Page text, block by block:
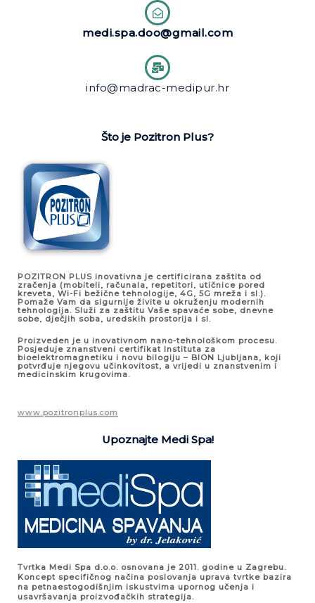
medi.spa.doo@gmail.com
info@madrac-medipur.hr
Što je Pozitron Plus?
POZITRON PLUS inovativna je certificirana zaštita od
zračenja (mobiteli, računala, repetitori, utičnice pored
kreveta, Wi-Fi bežične tehnologije, 4G, 5G mreža i sl.).
Pomaže Vam da sigurnije živite u okruženju modernih
tehnologija. Služi za zaštitu Vaše spavaće sobe, dnevne
sobe, dječjih soba, uredskih prostorija i sl.
Proizveden je u inovativnom nano-tehnološkom procesu.
Posjeduje znanstveni certifikat Instituta za
bioelektromagnetiku i novu bilogiju – BION Ljubljana, koji
potvrđuje njegovu učinkovitost, a vrijedi u znanstvenim i
medicinskim krugovima.
www.pozitronplus.com
Upoznajte Medi Spa!
Tvrtka Medi Spa d.o.o. osnovana je 2011. godine u Zagrebu.
Koncept specifičnog načina poslovanja uprava tvrtke bazira
na petnaestogodišnjim iskustvima upornog učenja i
usavršavanja proizvođačkih strategija.